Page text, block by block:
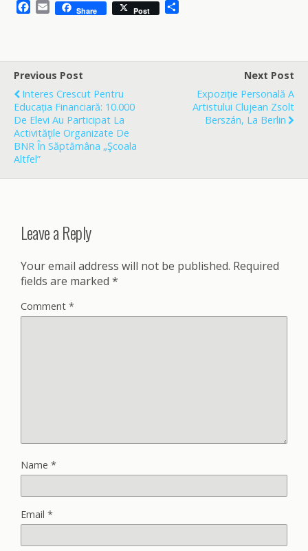
b
o
o
k
E
l
Share Post
e
Previous Post
Interes Crescut Pentru
Educația Financiară: 10.000
De Elevi Au Participat La
Activităţile Organizate De
BNR În Săptămâna „Şcoala
Altfel”
Next Post
Expoziție Personală A
Artistului Clujean Zsolt
Berszán, La Berlin
Leave a Reply
Your email address will not be published. Required
fields are marked *
Comment *
Name *
Email *